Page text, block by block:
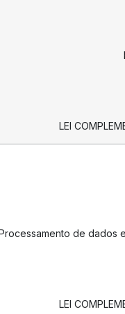
LEI
de dados
LEI